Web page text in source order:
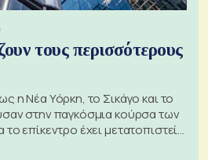
τους περισσότερους
η Νέα Υόρκη, το Σικάγο και το
στην παγκόσμια κούρσα των
επίκεντρο έχει μετατοπιστεί